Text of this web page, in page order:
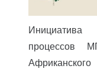
процессов